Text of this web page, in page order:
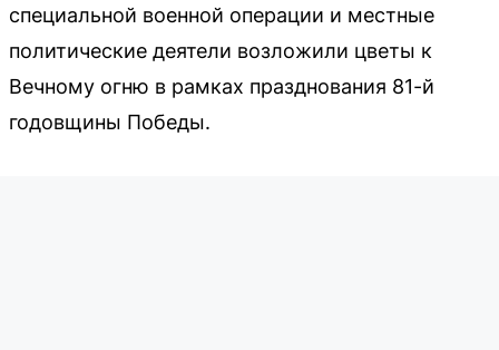
специальной военной операции и местные
политические деятели возложили цветы к
Вечному огню в рамках празднования 81-й
годовщины Победы.